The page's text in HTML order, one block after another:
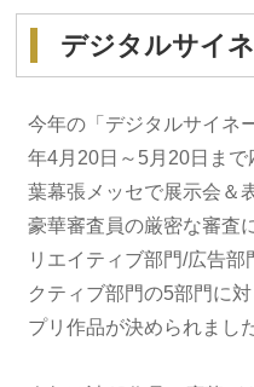
デジタルサイ
今年の「デジタルサイネ
年4月20日～5月20日ま
葉幕張メッセで展示会＆
豪華審査員の厳密な審査
リエイティブ部門/広告
クティブ部門の5部門に
プリ作品が決められまし